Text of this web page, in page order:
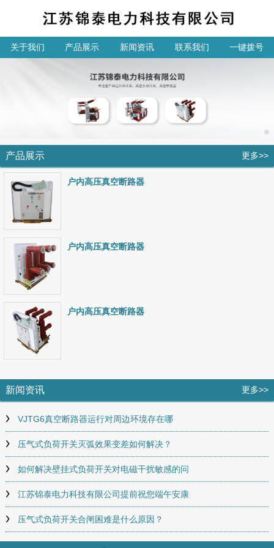
关于我们 产品展示 新闻资讯 联系我们 一键拨号
产品展示 更多>>
户内高压真空断路器
户内高压真空断路器
户内高压真空断路器
新闻资讯 更多>>
VJTG6真空断路器运行对周边环境存在哪
压气式负荷开关灭弧效果变差如何解决？
如何解决壁挂式负荷开关对电磁干扰敏感的问
江苏锦泰电力科技有限公司提前祝您端午安康
压气式负荷开关合闸困难是什么原因？